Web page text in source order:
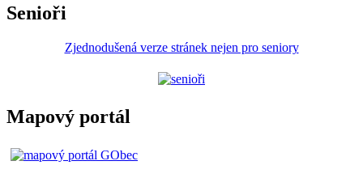
Senioři
Zjednodušená verze stránek nejen pro seniory
Mapový portál